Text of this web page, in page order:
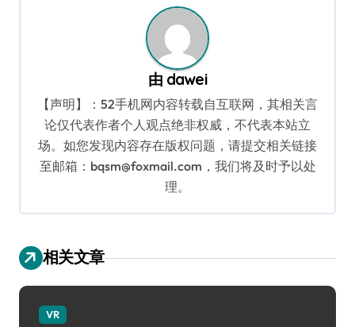
由 dawei
【声明】：52手机网内容转载自互联网，其相关言
论仅代表作者个人观点绝非权威，不代表本站立
场。如您发现内容存在版权问题，请提交相关链接
至邮箱：bqsm@foxmail.com，我们将及时予以处
理。
相关文章
VR